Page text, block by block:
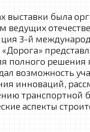
выставки была
ведущих
3-й
полного
возможность
инноваций,
транспортной
аспекты